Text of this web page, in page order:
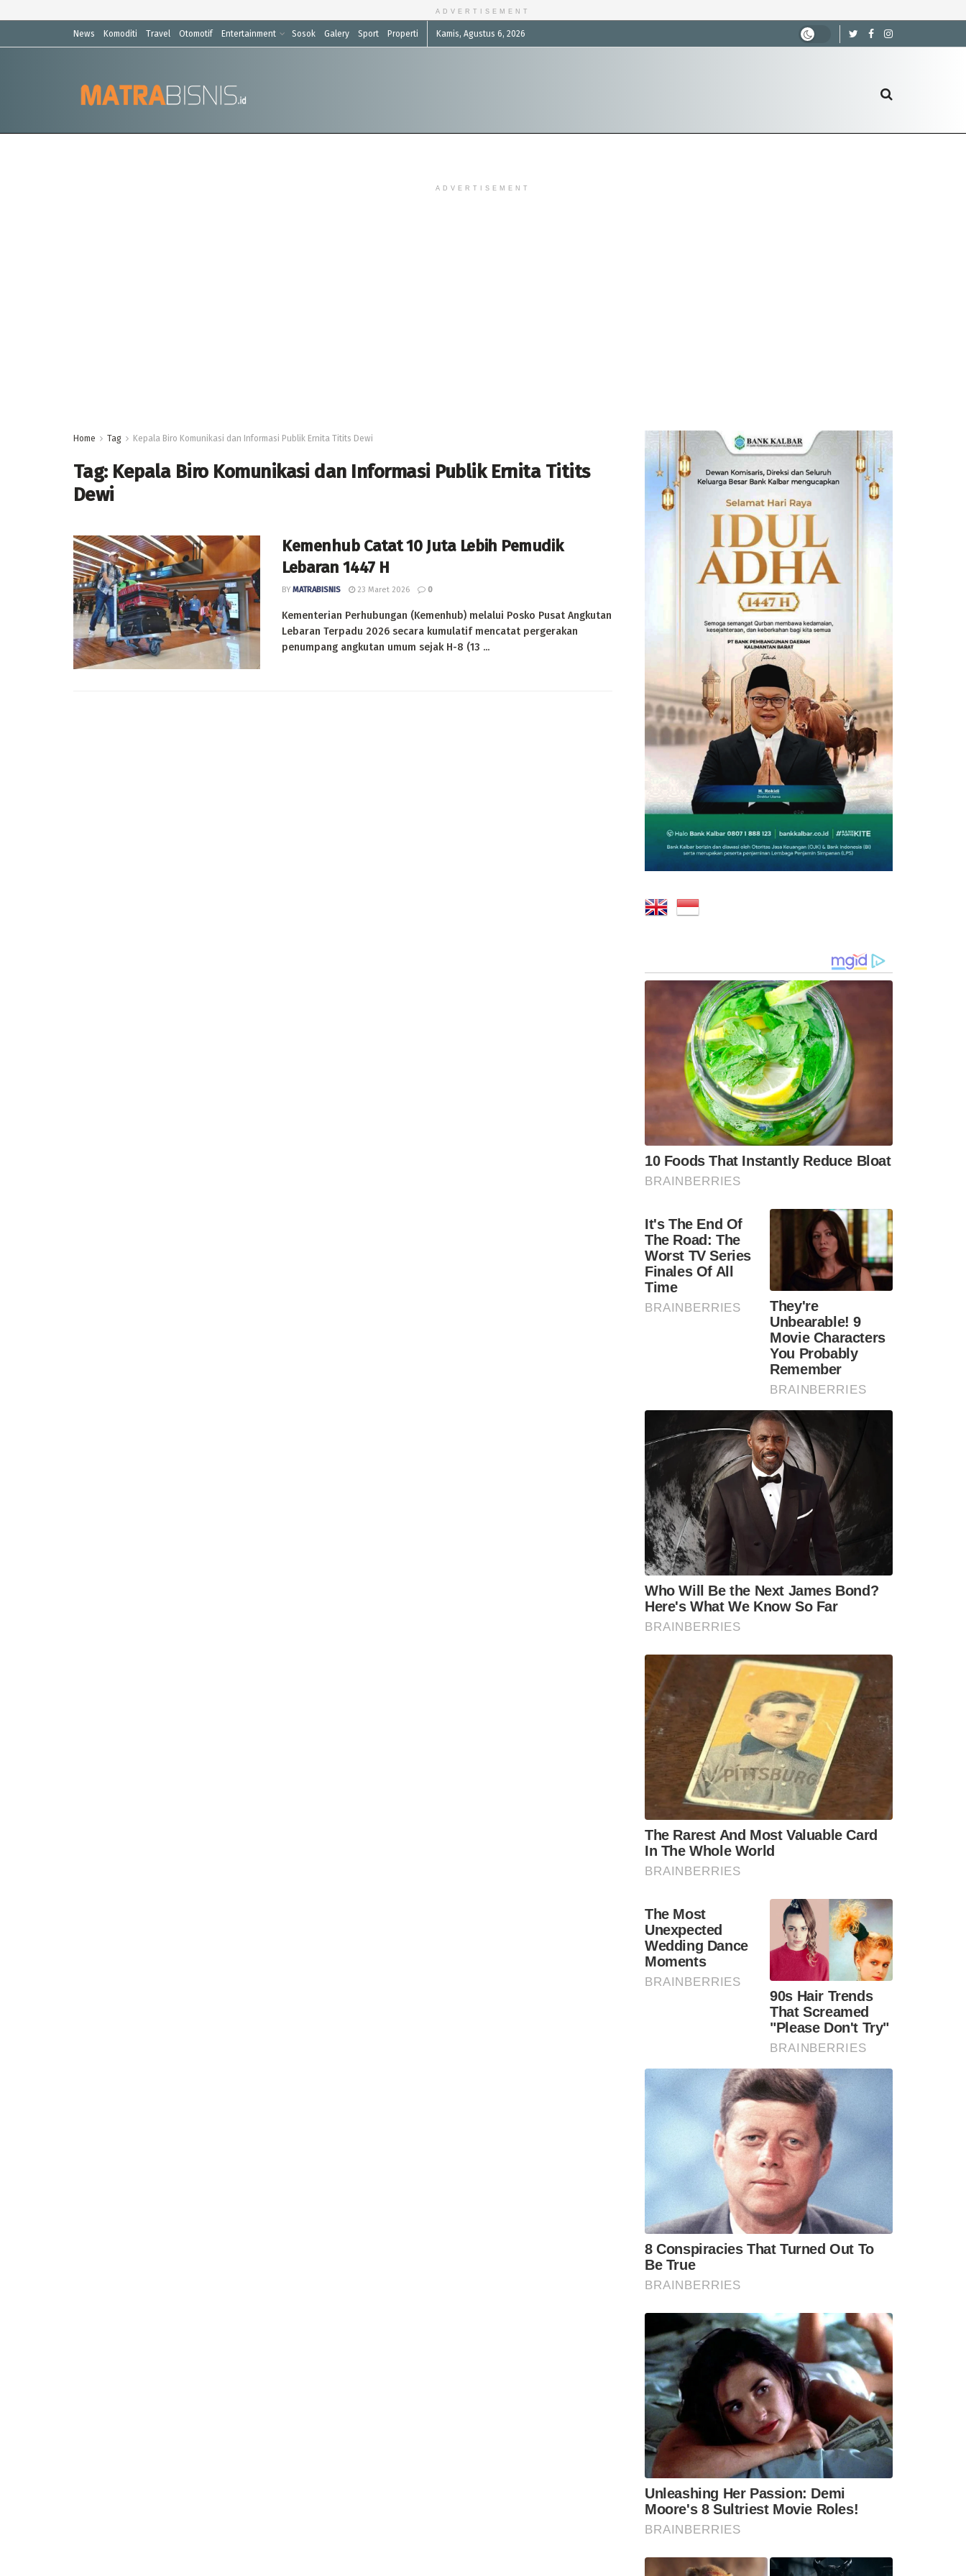
ADVERTISEMENT
News Komoditi Travel Otomotif Entertainment Sosok Galery Sport Properti Kamis, Agustus 6, 2026
ADVERTISEMENT
Home Tag Kepala Biro Komunikasi dan Informasi Publik Ernita Titits Dewi
Tag: Kepala Biro Komunikasi dan Informasi Publik Ernita Titits
Dewi
Kemenhub Catat 10 Juta Lebih Pemudik
Lebaran 1447 H
BY MATRABISNIS 23 Maret 2026 0
Kementerian Perhubungan (Kemenhub) melalui Posko Pusat Angkutan
Lebaran Terpadu 2026 secara kumulatif mencatat pergerakan
penumpang angkutan umum sejak H-8 (13 ...